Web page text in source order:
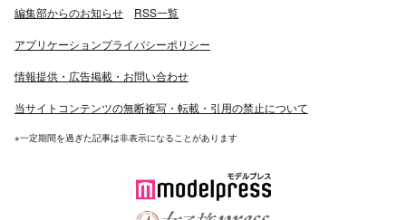
編集部からのお知らせ RSS一覧
アプリケーションプライバシーポリシー
情報提供・広告掲載・お問い合わせ
当サイトコンテンツの無断複写・転載・引用の禁止について
※一定期間を過ぎた記事は非表示になることがあります